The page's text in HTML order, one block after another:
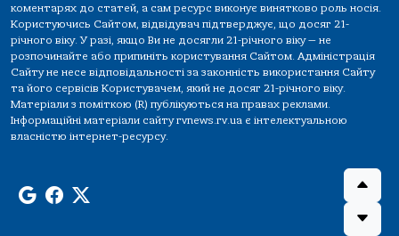
коментарях до статей, а сам ресурс виконує винятково роль носія.
Користуючись Сайтом, відвідувач підтверджує, що досяг 21-
річного віку. У разі, якщо Ви не досягли 21-річного віку — не
розпочинайте або припиніть користування Сайтом. Адміністрація
Сайту не несе відповідальності за законність використання Сайту
та його сервісів Користувачем, який не досяг 21-річного віку.
Матеріали з поміткою (R) публікуються на правах реклами.
Інформаційні матеріали сайту rvnews.rv.ua є інтелектуальною
власністю інтернет-ресурсу.